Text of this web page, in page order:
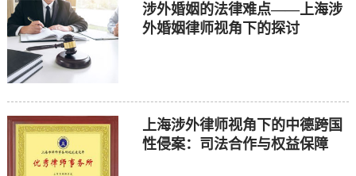
涉外婚姻的法律难点——上海涉
外婚姻律师视角下的探讨
上海涉外律师视角下的中德跨国
性侵案：司法合作与权益保障